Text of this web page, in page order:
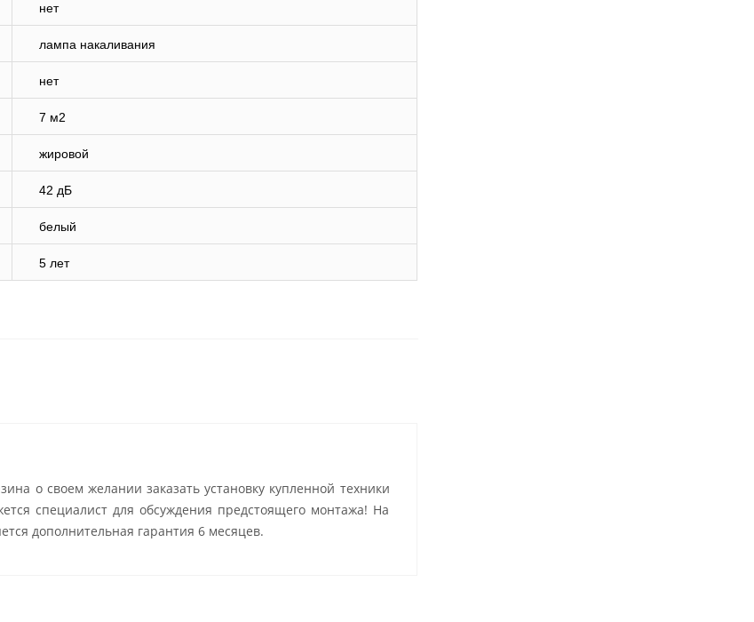
нет
лампа накаливания
нет
7 м2
жировой
42 дБ
белый
5 лет
о своем желании заказать установку купленной техники
специалист для обсуждения предстоящего монтажа! На
дополнительная гарантия 6 месяцев.